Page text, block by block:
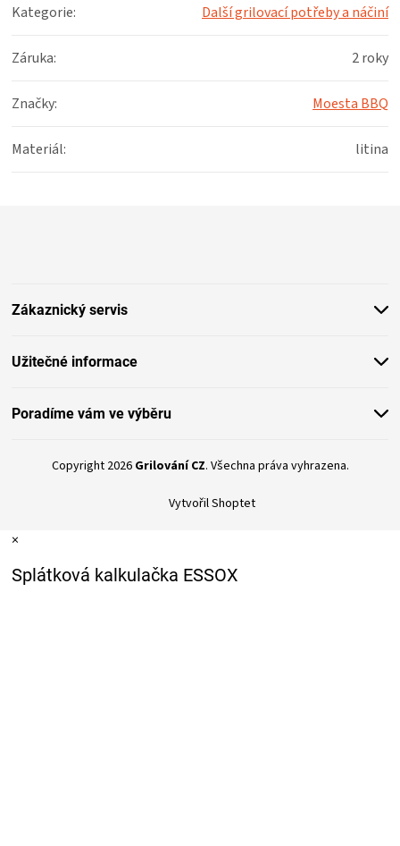
Kategorie: Další grilovací potřeby a náčiní
Záruka: 2 roky
Značky: Moesta BBQ
Materiál: litina
Zákaznický servis
Užitečné informace
Poradíme vám ve výběru
Vytvořil Shoptet
Copyright 2026 Grilování CZ. Všechna práva vyhrazena.
×
Splátková kalkulačka ESSOX